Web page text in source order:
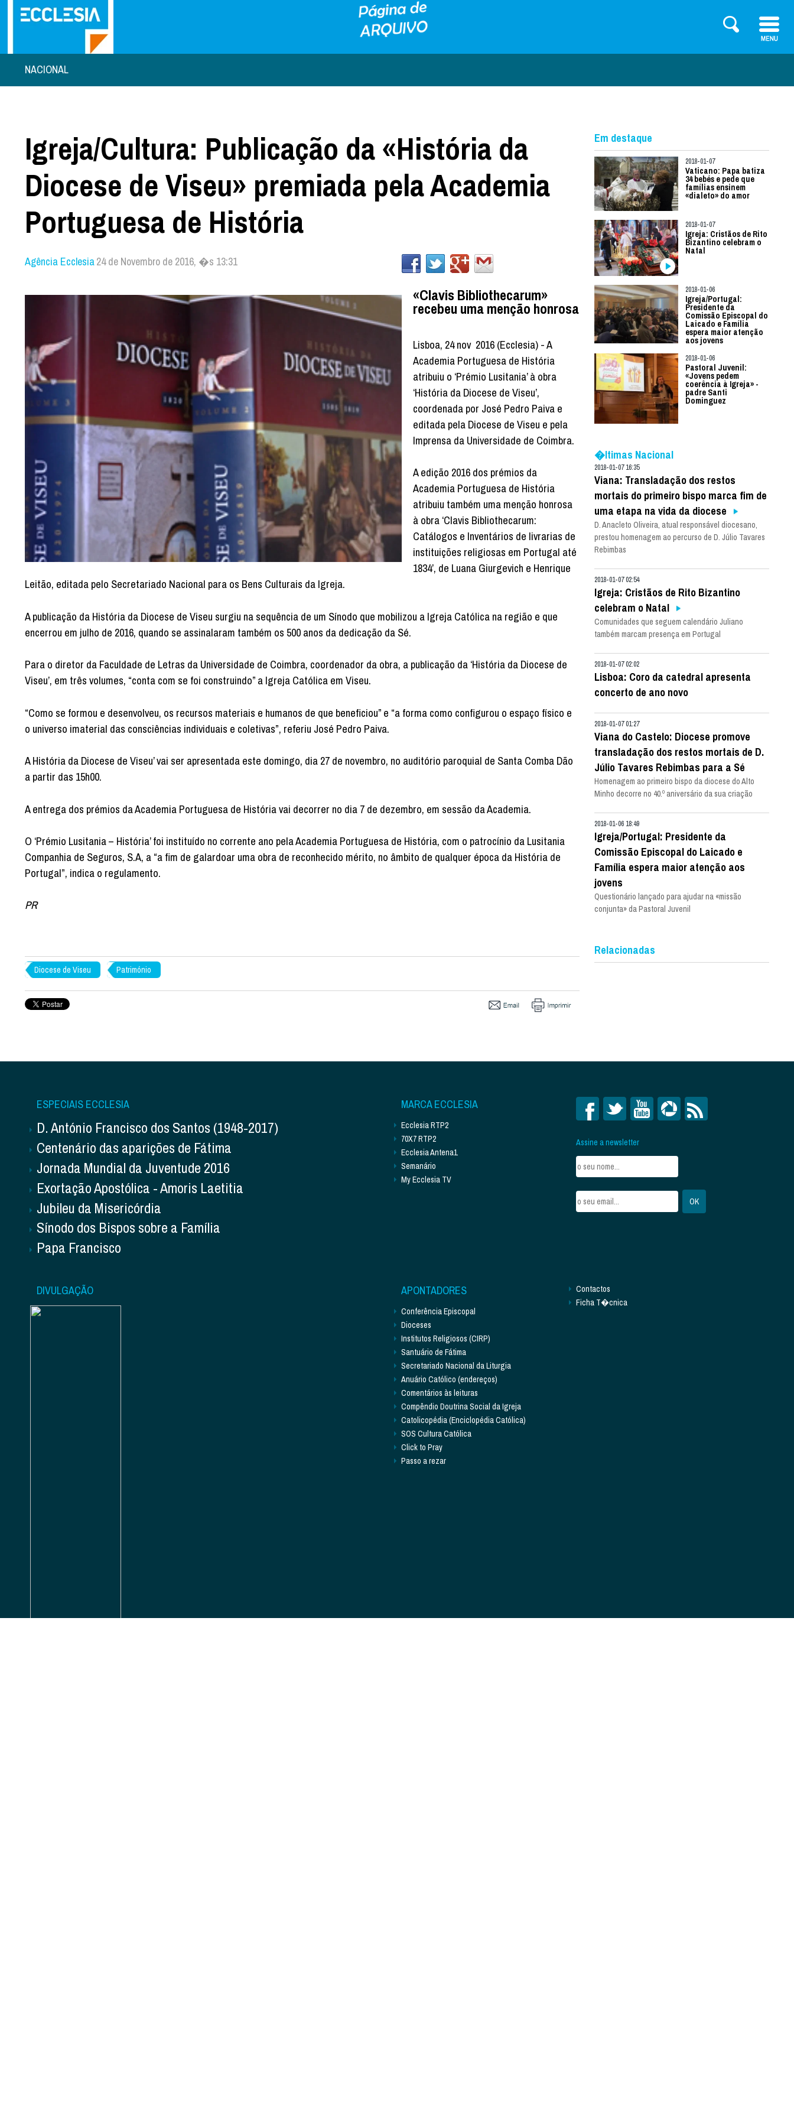
NACIONAL
Igreja/Cultura: Publicação da «História da
Diocese de Viseu» premiada pela Academia
Portuguesa de História
Agência Ecclesia24 de Novembro de 2016, �s 13:31
«Clavis Bibliothecarum»
recebeu uma menção honrosa
Lisboa, 24 nov 2016 (Ecclesia) - A
Academia Portuguesa de História
atribuiu o ‘Prémio Lusitania’ à obra
‘História da Diocese de Viseu’,
coordenada por José Pedro Paiva e
editada pela Diocese de Viseu e pela
Imprensa da Universidade de Coimbra.
A edição 2016 dos prémios da
Academia Portuguesa de História
atribuiu também uma menção honrosa
à obra ‘Clavis Bibliothecarum:
Catálogos e Inventários de livrarias de
instituições religiosas em Portugal até
1834’, de Luana Giurgevich e Henrique
Leitão, editada pelo Secretariado Nacional para os Bens Culturais da Igreja.
A publicação da História da Diocese de Viseu surgiu na sequência de um Sínodo que mobilizou a Igreja Católica na região e que
encerrou em julho de 2016, quando se assinalaram também os 500 anos da dedicação da Sé.
Para o diretor da Faculdade de Letras da Universidade de Coimbra, coordenador da obra, a publicação da ‘História da Diocese de
Viseu’, em três volumes, “conta com se foi construindo” a Igreja Católica em Viseu.
“Como se formou e desenvolveu, os recursos materiais e humanos de que beneficiou” e “a forma como configurou o espaço físico e
o universo imaterial das consciências individuais e coletivas”, referiu José Pedro Paiva.
A História da Diocese de Viseu’ vai ser apresentada este domingo, dia 27 de novembro, no auditório paroquial de Santa Comba Dão
a partir das 15h00.
A entrega dos prémios da Academia Portuguesa de História vai decorrer no dia 7 de dezembro, em sessão da Academia.
O ‘Prémio Lusitania – História’ foi instituído no corrente ano pela Academia Portuguesa de História, com o patrocínio da Lusitania
Companhia de Seguros, S.A, a “a fim de galardoar uma obra de reconhecido mérito, no âmbito de qualquer época da História de
Portugal”, indica o regulamento.
PR
Diocese de Viseu Património
Em destaque
2018-01-07
Vaticano: Papa batiza
34 bebés e pede que
famílias ensinem
«dialeto» do amor
2018-01-07
Igreja: Cristãos de Rito
Bizantino celebram o
Natal
2018-01-06
Igreja/Portugal:
Presidente da
Comissão Episcopal do
Laicado e Família
espera maior atenção
aos jovens
2018-01-06
Pastoral Juvenil:
«Jovens pedem
coerência à Igreja» -
padre Santi
Dominguez
�ltimas Nacional
2018-01-07 16:35
Viana: Transladação dos restos
mortais do primeiro bispo marca fim de
uma etapa na vida da diocese
D. Anacleto Oliveira, atual responsável diocesano,
prestou homenagem ao percurso de D. Júlio Tavares
Rebimbas
2018-01-07 02:54
Igreja: Cristãos de Rito Bizantino
celebram o Natal
Comunidades que seguem calendário Juliano
também marcam presença em Portugal
2018-01-07 02:02
Lisboa: Coro da catedral apresenta
concerto de ano novo
2018-01-07 01:27
Viana do Castelo: Diocese promove
transladação dos restos mortais de D.
Júlio Tavares Rebimbas para a Sé
Homenagem ao primeiro bispo da diocese do Alto
Minho decorre no 40.º aniversário da sua criação
2018-01-06 18:49
Igreja/Portugal: Presidente da
Comissão Episcopal do Laicado e
Família espera maior atenção aos
jovens
Questionário lançado para ajudar na «missão
conjunta» da Pastoral Juvenil
Relacionadas
ESPECIAIS ECCLESIA
D. António Francisco dos Santos (1948-2017)
Centenário das aparições de Fátima
Jornada Mundial da Juventude 2016
Exortação Apostólica - Amoris Laetitia
Jubileu da Misericórdia
Sínodo dos Bispos sobre a Família
Papa Francisco
MARCA ECCLESIA
Ecclesia RTP2
70X7 RTP2
Ecclesia Antena1
Semanário
My Ecclesia TV
Assine a newsletter
DIVULGAÇÃO APONTADORES
Conferência Episcopal
Dioceses
Institutos Religiosos (CIRP)
Santuário de Fátima
Secretariado Nacional da Liturgia
Anuário Católico (endereços)
Comentários às leituras
Compêndio Doutrina Social da Igreja
Catolicopédia (Enciclopédia Católica)
SOS Cultura Católica
Click to Pray
Passo a rezar
Contactos
Ficha T�cnica